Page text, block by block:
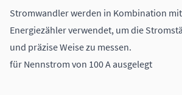
Stromwandler werden in Kombination
Energiezähler verwendet, um die
und präzise Weise zu messen.
für Nennstrom von 100 A ausgelegt